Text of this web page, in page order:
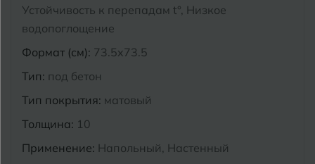
Устойчивость к перепадам t°, Низкое
водопоглощение
Формат (см): 73.5x73.5
Тип: под бетон
Тип покрытия: матовый
Толщина: 10
Применение: Напольный, Настенный
Магнитогорск Челябинск